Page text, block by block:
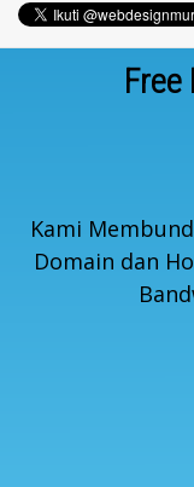
Free
Kami
Domain dan